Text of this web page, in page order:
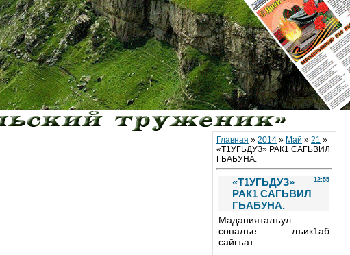
Главная » 2014 » Май » 21 »
«Т1УГЬДУЗ» РАК1 САГЬВИЛ
ГЬАБУНА.
12:55
«Т1УГЬДУЗ»
РАК1 САГЬВИЛ
ГЬАБУНА.
Маданияталъул
соналъе лъик1аб
сайгъат